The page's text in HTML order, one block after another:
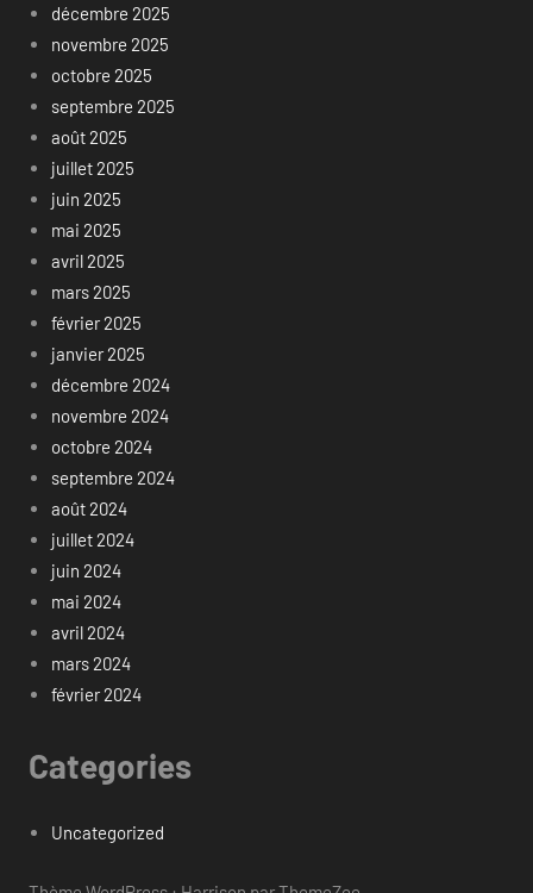
décembre 2025
novembre 2025
octobre 2025
septembre 2025
août 2025
juillet 2025
juin 2025
mai 2025
avril 2025
mars 2025
février 2025
janvier 2025
décembre 2024
novembre 2024
octobre 2024
septembre 2024
août 2024
juillet 2024
juin 2024
mai 2024
avril 2024
mars 2024
février 2024
Categories
Uncategorized